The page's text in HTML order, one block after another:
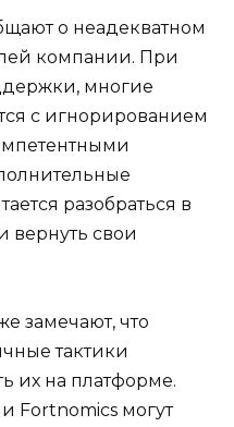
о неадекватном
компании. При
многие
с игнорированием
разобраться в
вернуть свои
замечают, что
тактики
их на платформе.
Fortnomics могут